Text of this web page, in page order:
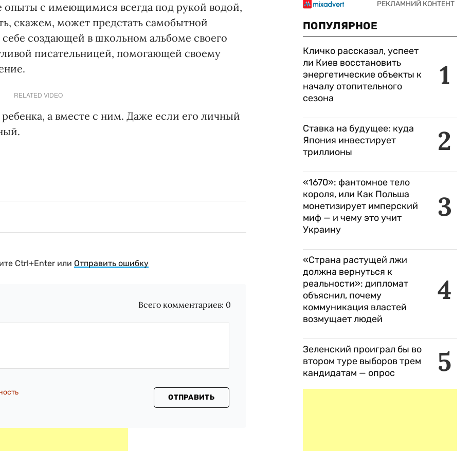
опыты с имеющимися всегда под рукой водой,
скажем, может предстать самобытной
создающей в школьном альбоме своего
писательницей, помогающей своему
RELATED VIDEO
а вместе с ним. Даже если его личный
Ctrl+Enter или Отправить ошибку
Всего комментариев: 0
ОТПРАВИТЬ
ПОПУЛЯРНОЕ
1
Кличко рассказал, успеет
ли Киев восстановить
энергетические объекты к
началу отопительного
сезона
2
Ставка на будущее: куда
Япония инвестирует
триллионы
3
«1670»: фантомное тело
короля, или Как Польша
монетизирует имперский
миф — и чему это учит
Украину
4
«Страна растущей лжи
должна вернуться к
реальности»: дипломат
объяснил, почему
коммуникация властей
возмущает людей
5
Зеленский проиграл бы во
втором туре выборов трем
кандидатам — опрос